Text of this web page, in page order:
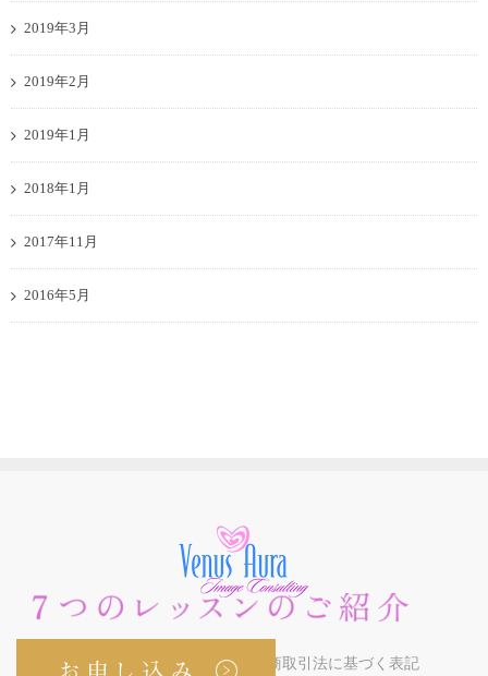
2019年3月
2019年2月
2019年1月
2018年1月
2017年11月
2016年5月
プライバシーポリシー・特定商取引法に基づく表記